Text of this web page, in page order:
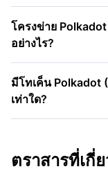
โครงข่าย
อย่างไร?
มีโทเค็น Polkadot
เท่าใด?
ตราสารที่เกี่